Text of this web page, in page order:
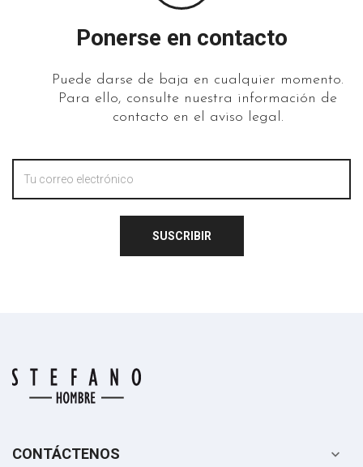
Ponerse en contacto
Puede darse de baja en cualquier momento.
Para ello, consulte nuestra información de
contacto en el aviso legal.
SUSCRIBIR
CONTÁCTENOS 